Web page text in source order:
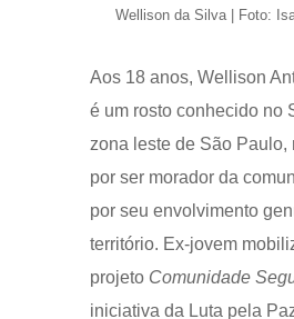
Wellison da Silva | Foto:
Aos 18 anos, Wellison
é um rosto conhecido no
zona leste de São Paulo,
por ser morador da
por seu envolvimento
território. Ex-jovem
projeto Comunidade
iniciativa da Luta pela